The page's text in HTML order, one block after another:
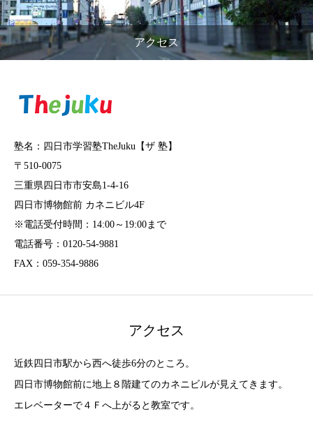
アクセス
塾名：四日市学習塾TheJuku【ザ 塾】
〒510-0075
三重県四日市市安島1-4-16
四日市博物館前 カネニビル4F
※電話受付時間：14:00～19:00まで
電話番号：0120-54-9881
FAX：059-354-9886
アクセス
近鉄四日市駅から西へ徒歩6分のところ。
四日市博物館前に地上８階建てのカネニビルが見えてきます。
エレベーターで４Ｆへ上がると教室です。